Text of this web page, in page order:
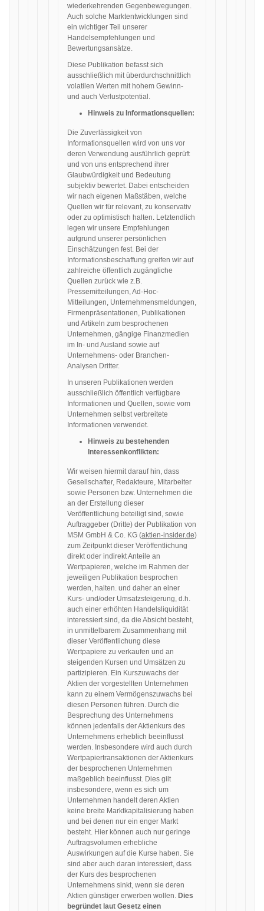
wiederkehrenden Gegenbewegungen.
Auch solche Marktentwicklungen sind
ein wichtiger Teil unserer
Handelsempfehlungen und
Bewertungsansätze.
Diese Publikation befasst sich
ausschließlich mit überdurchschnittlich
volatilen Werten mit hohem Gewinn-
und auch Verlustpotential.
Hinweis zu Informationsquellen:
Die Zuverlässigkeit von
Informationsquellen wird von uns vor
deren Verwendung ausführlich geprüft
und von uns entsprechend ihrer
Glaubwürdigkeit und Bedeutung
subjektiv bewertet. Dabei entscheiden
wir nach eigenen Maßstäben, welche
Quellen wir für relevant, zu konservativ
oder zu optimistisch halten. Letztendlich
legen wir unsere Empfehlungen
aufgrund unserer persönlichen
Einschätzungen fest. Bei der
Informationsbeschaffung greifen wir auf
zahlreiche öffentlich zugängliche
Quellen zurück wie z.B.
Pressemitteilungen, Ad-Hoc-
Mitteilungen, Unternehmensmeldungen,
Firmenpräsentationen, Publikationen
und Artikeln zum besprochenen
Unternehmen, gängige Finanzmedien
im In- und Ausland sowie auf
Unternehmens- oder Branchen-
Analysen Dritter.
In unseren Publikationen werden
ausschließlich öffentlich verfügbare
Informationen und Quellen, sowie vom
Unternehmen selbst verbreitete
Informationen verwendet.
Hinweis zu bestehenden
Interessenkonflikten:
Wir weisen hiermit darauf hin, dass
Gesellschafter, Redakteure, Mitarbeiter
sowie Personen bzw. Unternehmen die
an der Erstellung dieser
Veröffentlichung beteiligt sind, sowie
Auftraggeber (Dritte) der Publikation von
MSM GmbH & Co. KG (aktien-insider.de)
zum Zeitpunkt dieser Veröffentlichung
direkt oder indirekt Anteile an
Wertpapieren, welche im Rahmen der
jeweiligen Publikation besprochen
werden, halten. und daher an einer
Kurs- und/oder Umsatzsteigerung, d.h.
auch einer erhöhten Handelsliquidität
interessiert sind, da die Absicht besteht,
in unmittelbarem Zusammenhang mit
dieser Veröffentlichung diese
Wertpapiere zu verkaufen und an
steigenden Kursen und Umsätzen zu
partizipieren. Ein Kurszuwachs der
Aktien der vorgestellten Unternehmen
kann zu einem Vermögenszuwachs bei
diesen Personen führen. Durch die
Besprechung des Unternehmens
können jedenfalls der Aktienkurs des
Unternehmens erheblich beeinflusst
werden. Insbesondere wird auch durch
Wertpapiertransaktionen der Aktienkurs
der besprochenen Unternehmen
maßgeblich beeinflusst. Dies gilt
insbesondere, wenn es sich um
Unternehmen handelt deren Aktien
keine breite Marktkapitalisierung haben
und bei denen nur ein enger Markt
besteht. Hier können auch nur geringe
Auftragsvolumen erhebliche
Auswirkungen auf die Kurse haben. Sie
sind aber auch daran interessiert, dass
der Kurs des besprochenen
Unternehmens sinkt, wenn sie deren
Aktien günstiger erwerben wollen. Dies
begründet laut Gesetz einen